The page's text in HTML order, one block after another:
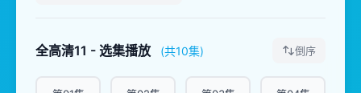
全高清11 - 选集播放 (共10集) 倒序